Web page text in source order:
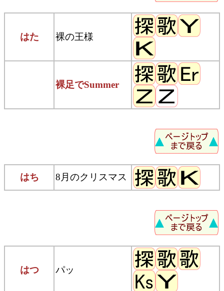
はた 裸の王様
裸足でSummer
はち 8月のクリスマス
はつ パッ